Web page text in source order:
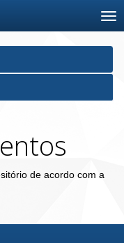
de acordo com a